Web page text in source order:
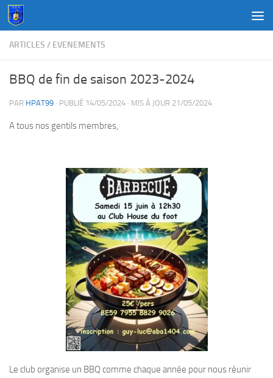
Au dessous du contenu
ARTICLES / EVENEMENTS
BBQ de fin de saison 2023-2024
PAR HPAT99 · PUBLIÉ 14/05/2024 · MIS À JOUR 21/05/2024
A tous nos gentils membres,
Le club organise un BBQ comme chaque année pour nous réunir